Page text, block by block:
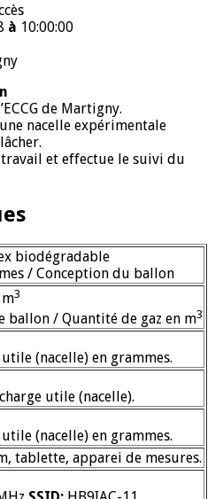
à 10:00:00
de Martigny.
nacelle expérimentale
et effectue le suivi du
biodégradable
/ Conception du ballon
3
ballon / Quantité de gaz en m3
(nacelle) en grammes.
utile (nacelle).
(nacelle) en grammes.
tablette, apparei de mesures.